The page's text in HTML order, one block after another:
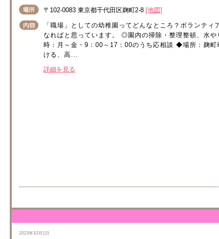
〒102-0083 東京都千代田区麹町2-8 [地図]
「職場」としての幼稚園ってどんなところ？ボランテ
なればと思っています。 ◎園内の掃除・整理整頓、水
時：月～金・9：00～17：00のうち応相談 ◆場所：麹
ける、高...
詳細を見る
2023年10月1日